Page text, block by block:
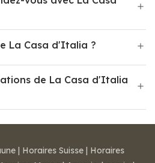
La Casa d'Italia ?
de La Casa d'Italia
| Horaires Suisse | Horaires